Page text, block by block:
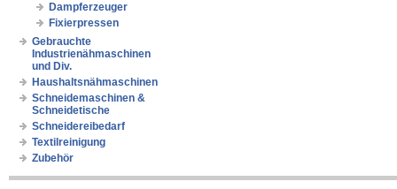
Dampferzeuger
Fixierpressen
Gebrauchte
Industrienähmaschinen
und Div.
Haushaltsnähmaschinen
Schneidemaschinen &
Schneidetische
Schneidereibedarf
Textilreinigung
Zubehör